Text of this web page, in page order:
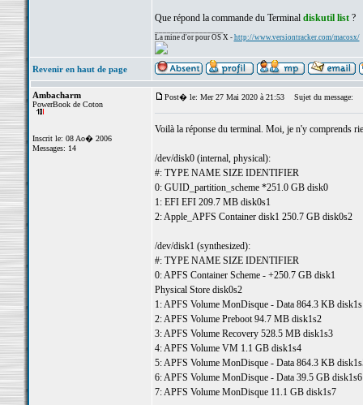
Que répond la commande du Terminal diskutil list?
La mine d'or pour OS X - http://www.versiontracker.com/macosx/
Revenir en haut de page
Ambacharm
PowerBook de Coton
Inscrit le: 08 Ao� 2006
Messages: 14
Post� le: Mer 27 Mai 2020 à 21:53 Sujet du message:
Voilà la réponse du terminal. Moi, je n'y comprends
/dev/disk0 (internal, physical):
#: TYPE NAME SIZE IDENTIFIER
0: GUID_partition_scheme *251.0 GB disk0
1: EFI EFI 209.7 MB disk0s1
2: Apple_APFS Container disk1 250.7 GB disk0s2
/dev/disk1 (synthesized):
#: TYPE NAME SIZE IDENTIFIER
0: APFS Container Scheme - +250.7 GB disk1
Physical Store disk0s2
1: APFS Volume MonDisque - Data 864.3 KB
2: APFS Volume Preboot 94.7 MB disk1s2
3: APFS Volume Recovery 528.5 MB disk1s3
4: APFS Volume VM 1.1 GB disk1s4
5: APFS Volume MonDisque - Data 864.3 KB
6: APFS Volume MonDisque - Data 39.5 GB disk1s6
7: APFS Volume MonDisque 11.1 GB disk1s7